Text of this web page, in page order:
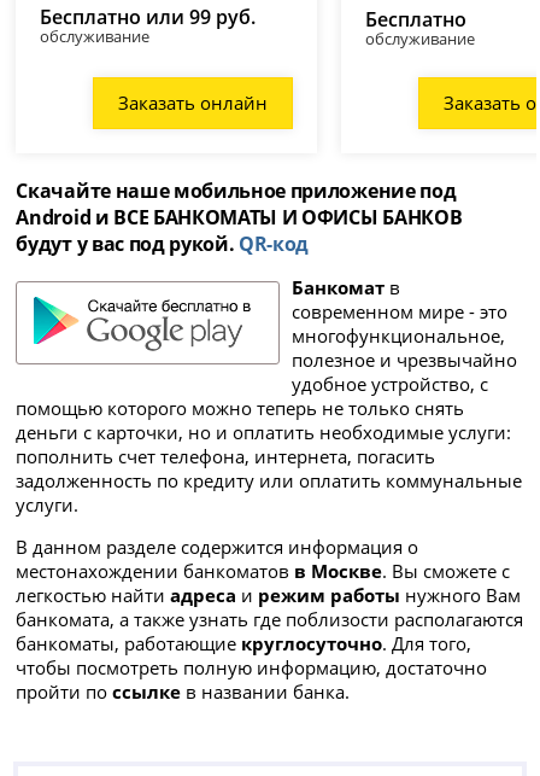
Бесплатно или 99 руб.
обслуживание
Заказать онлайн
Бесплатно
обслуживание
Заказать
Скачайте наше мобильное приложение под
Android и ВСЕ БАНКОМАТЫ И ОФИСЫ БАНКОВ
будут у вас под рукой. QR-код
Банкомат в
современном мире - это
многофункциональное,
полезное и чрезвычайно
удобное устройство, с
помощью которого можно теперь не только снять
деньги с карточки, но и оплатить необходимые услуги:
пополнить счет телефона, интернета, погасить
задолженность по кредиту или оплатить коммунальные
услуги.
В данном разделе содержится информация о
местонахождении банкоматов в Москве. Вы сможете с
легкостью найтиадреса и режим работы нужного Вам
банкомата, а также узнать где поблизости располагаются
банкоматы, работающие круглосуточно. Для того,
чтобы посмотреть полную информацию, достаточно
пройти поссылке в названии банка.